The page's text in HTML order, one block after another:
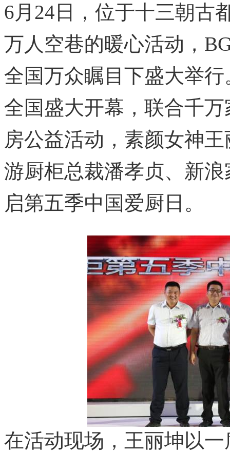
6月24日，位于十三朝
万人空巷的暖心活动
全国万众瞩目下盛大举
全国盛大开幕，联合
房公益活动，素颜女神
游厨柜总裁潘孝贞、
启第五季中国爱厨日。
在活动现场，王丽坤以